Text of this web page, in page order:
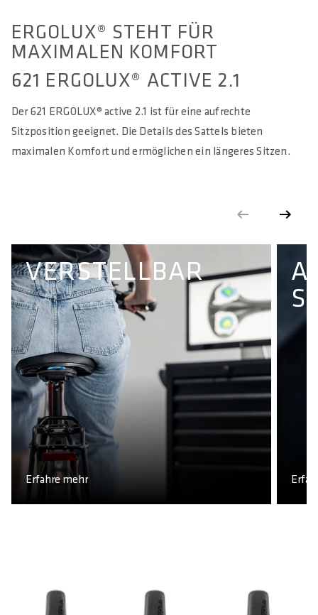
ERGOLUX® STEHT FÜR
MAXIMALEN KOMFORT
621 ERGOLUX® ACTIVE 2.1
Der 621 ERGOLUX® active 2.1 ist für eine aufrechte
Sitzposition geeignet. Die Details des Sattels bieten
maximalen Komfort und ermöglichen ein längeres Sitzen.
VERSTELLBAR
Erfahre mehr